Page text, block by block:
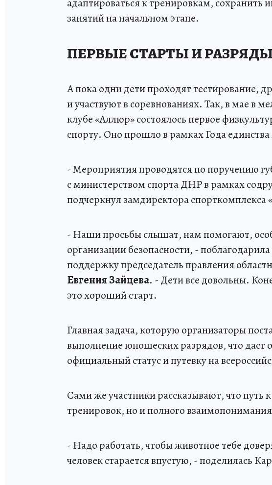
занятий на начальном этапе.
ПЕРВЫЕ СТАРТЫ И
А пока одни дети проходят тестирование,
и участвуют в соревнованиях. Так, в мае в
клубе «Аллюр» состоялось первое
спорту. Оно прошло в рамках Года
- Мероприятия проводятся по поручению
с министерством спорта ДНР в рамках
подчеркнул замдиректора
- Наши просьбы слышат, нам помогают,
организации безопасности, -
поддержку председатель правления
Евгения Зайцева. - Дети все довольны.
это хороший старт.
Главная задача, которую организаторы
выполнение юношеских разрядов, что даст
официальный статус и путевку на
Сами же участники рассказывают, что путь
тренировок, но и полного
- Надо работать, чтобы животное тебе
человек старается впустую, - поделилась